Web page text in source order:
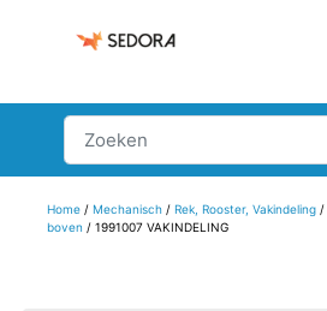
Home/ Mechanisch/ Rek, Rooster, Vakindeling/
boven / 1991007 VAKINDELING